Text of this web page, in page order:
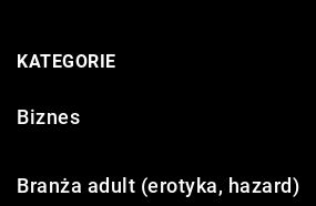
KATEGORIE
Biznes
Branża adult (erotyka, hazard)